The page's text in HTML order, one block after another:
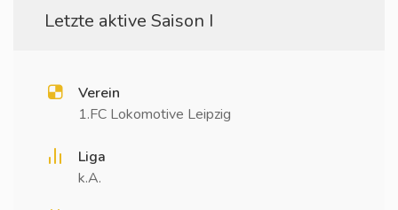
Letzte aktive Saison I
Verein
1.FC Lokomotive Leipzig
Liga
k.A.